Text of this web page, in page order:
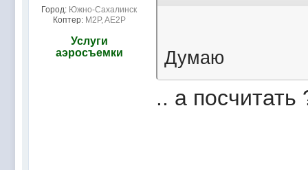
Город: Южно-Сахалинск
Коптер: M2P, AE2P
Услуги
аэросъемки
Думаю
.. а посчитать